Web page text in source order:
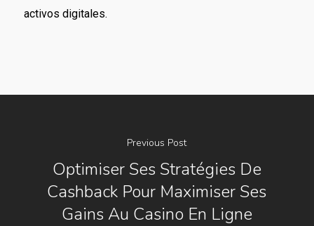
activos digitales.
Previous Post
Optimiser Ses Stratégies De
Cashback Pour Maximiser Ses
Gains Au Casino En Ligne